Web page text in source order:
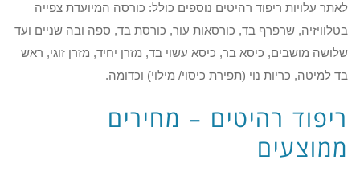
לאתר עלויות ריפוד רהיטים נוספים כולל: כורסה המיועדת צפייה
בטלוויזיה, שרפרף בד, כורסאות עור, כורסת בד, ספה ובה שניים ועד
שלושה מושבים, כיסא בר, כיסא עשוי בד, מזרן יחיד, מזרן זוגי, ראש
בד למיטה, כריות נוי (תפירת כיסוי/ מילוי) וכדומה.
ריפוד רהיטים – מחירים
ממוצעים